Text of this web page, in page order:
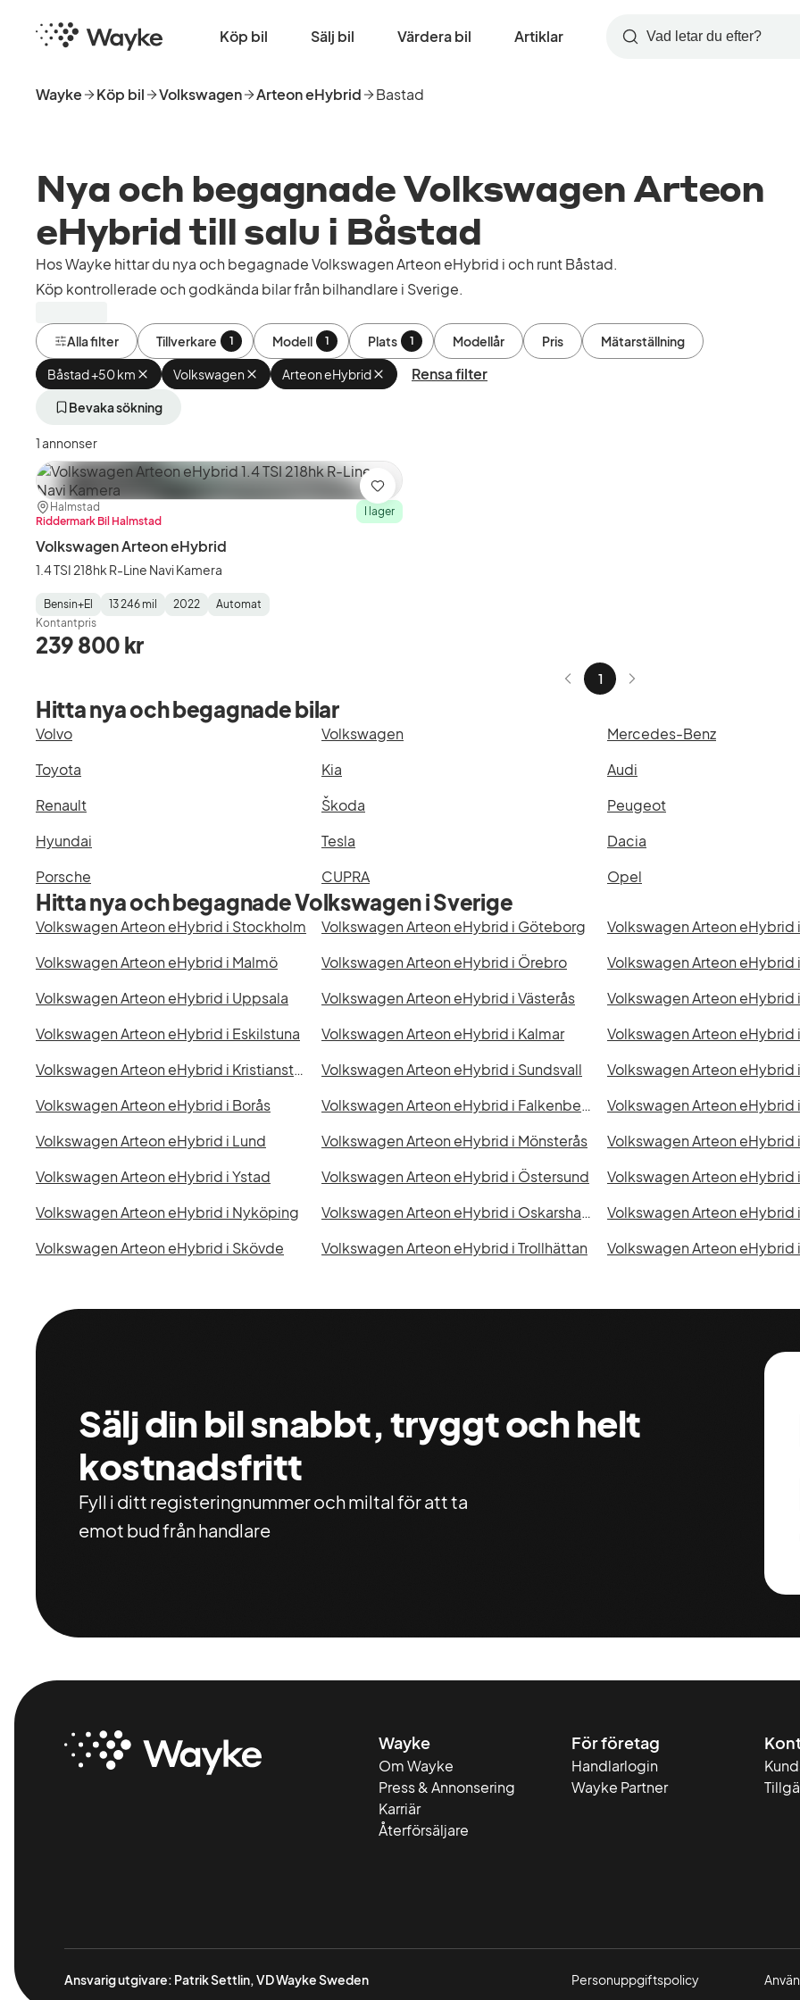
huvudinnehåll
Startsida Köp bil Sälj bil Värdera bil Artiklar Sök
Wayke Köp bil Volkswagen Arteon eHybrid Bastad
Nya och begagnade Volkswagen Arteon
eHybrid till salu i Båstad
Hos Wayke hittar du nya och begagnade Volkswagen Arteon eHybrid i och runt Båstad.
Köp kontrollerade och godkända bilar från bilhandlare i Sverige.
Alla filter Tillverkare 1 Modell 1 Plats 1 Modellår Pris Mätarställning
Båstad +50 km Ta
bort
aktivt
km
Volkswagen Ta
bort
Arteon eHybrid Ta
bort
(Modell)
Rensa filter
Bevaka sökning
1 annonser
Plats:
Halmstad
Återförsäljare:
Riddermark Bil Halmstad
I lager
Volkswagen Arteon eHybrid
1.4 TSI 218hk R-Line Navi Kamera
Fuel
Type:
Bensin+El
Mätarställning:
13 246 mil
Model
Year:
2022
Gearbox
Type:
Automat
Kontantpris
239 800 kr
Spara
1
Hitta nya och begagnade bilar
Volvo Volkswagen Mercedes-Benz
Toyota
Kia Audi
Renault
Škoda Peugeot
Hyundai
Tesla Dacia
Porsche
CUPRA Opel
Hitta nya och begagnade Volkswagen i Sverige
Volkswagen Arteon eHybrid i Stockholm Volkswagen Arteon eHybrid i Göteborg
Volkswagen Arteon eHybrid i Malmö
Volkswagen Arteon eHybrid i Örebro
Volkswagen Arteon eHybrid i Uppsala
Volkswagen Arteon eHybrid i Västerås Volkswagen Arteon eHybrid
Volkswagen Arteon eHybrid i Eskilstuna
Volkswagen Arteon eHybrid i Kalmar Volkswagen Arteon eHybrid
Volkswagen Arteon eHybrid i Kristianstad
Volkswagen Arteon eHybrid i Sundsvall Volkswagen Arteon eHybrid
Volkswagen Arteon eHybrid i Borås
Volkswagen Arteon eHybrid i Falkenberg Volkswagen Arteon eHybrid
Volkswagen Arteon eHybrid i Lund
Volkswagen Arteon eHybrid i Mönsterås Volkswagen Arteon eHybrid
Volkswagen Arteon eHybrid i Ystad
Volkswagen Arteon eHybrid i Östersund Volkswagen Arteon eHybrid
Volkswagen Arteon eHybrid i Nyköping
Volkswagen Arteon eHybrid i Oskarshamn Volkswagen Arteon eHybrid
Volkswagen Arteon eHybrid i Skövde
Volkswagen Arteon eHybrid i Trollhättan Volkswagen Arteon eHybrid
Sälj din bil snabbt, tryggt och helt
kostnadsfritt
Fyll i ditt registeringnummer och miltal för att ta
emot bud från handlare
Wayke
Om Wayke
Press & Annonsering
Karriär
Återförsäljare
För företag
Handlarlogin
Wayke Partner
Ansvarig utgivare: Patrik Settlin, VD Wayke Sweden Personuppgiftspolicy